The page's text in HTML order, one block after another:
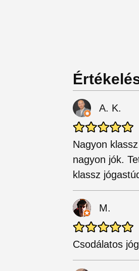
A. K.
Nagyon
nagyon jók.
klassz
M.
Csodálatos